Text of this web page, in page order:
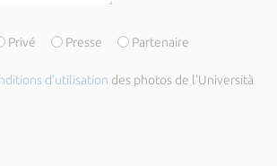
Privé Presse Partenaire
d’utilisation des photos de l'Università